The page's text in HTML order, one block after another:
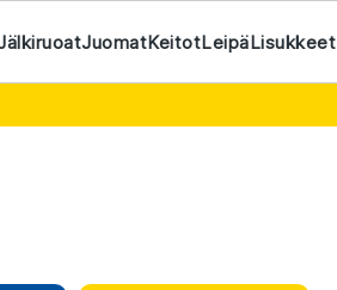
JuomatKeitotLeipäLisukkeet